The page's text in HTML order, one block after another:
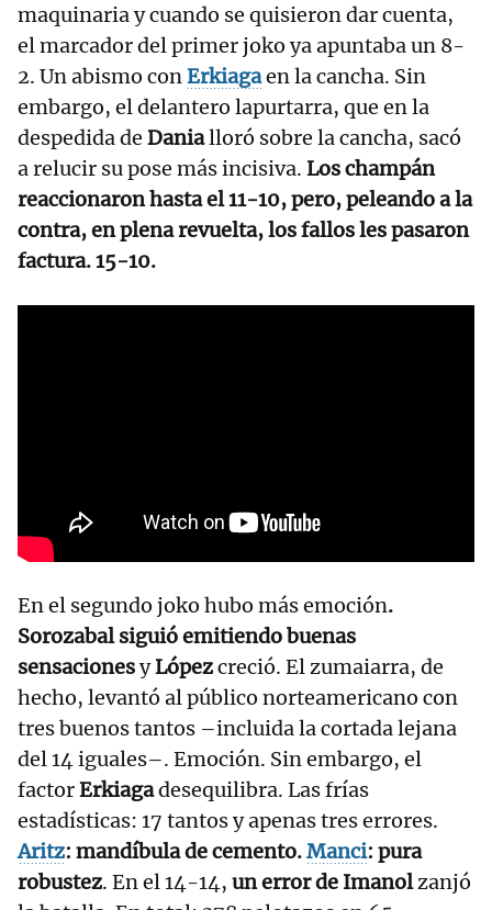
maquinaria y cuando se quisieron dar cuenta,
el marcador del primer joko ya apuntaba un 8-
2. Un abismo conErkiagaen la cancha. Sin
embargo, el delantero lapurtarra, que en la
despedida de Danialloró sobre la cancha, sacó
a relucir su pose más incisiva. Los champán
reaccionaron hasta el 11-10, pero, peleando a la
contra, en plena revuelta, los fallos les pasaron
factura. 15-10.
En el segundo joko hubo más emoción.
Sorozabal siguió emitiendo buenas
sensacionesyLópezcreció. El zumaiarra, de
hecho, levantó al público norteamericano con
tres buenos tantos –incluida la cortada lejana
del 14 iguales–. Emoción. Sin embargo, el
factorErkiagadesequilibra. Las frías
estadísticas: 17 tantos y apenas tres errores.
Aritz: mandíbula de cemento.Manci: pura
robustez. En el 14-14, un error de Imanolzanjó